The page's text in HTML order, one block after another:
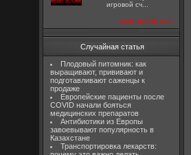
игровой сч...
посмотреть все
Случайная статья
Плодовый питомник: как
выращивают, прививают и
подготавливают саженцы к
продаже
Европейские пациенты после
COVID начали бояться
медицинских препаратов
Антибиотики из Европы
завоевывают популярность в
Казахстане
Транспортировка лекарств: